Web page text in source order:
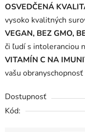
OSVEDČENÁ
vysoko kvalitných
VEGAN, BEZ GMO,
či ľudí s intoleranciou
VITAMÍN C NA
vašu
Dostupnosť
Kód: